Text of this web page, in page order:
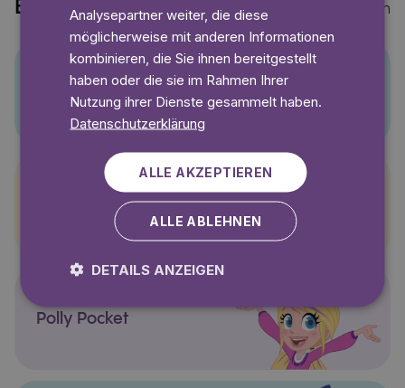
Entdecke auch Mehr anzeigen
Pettersson und Findus
Polly Pocket
Analysepartner weiter, die diese
möglicherweise mit anderen Informationen
kombinieren, die Sie ihnen bereitgestellt
haben oder die sie im Rahmen Ihrer
Nutzung ihrer Dienste gesammelt haben.
Datenschutzerklärung
ALLE AKZEPTIEREN
ALLE ABLEHNEN
DETAILS ANZEIGEN